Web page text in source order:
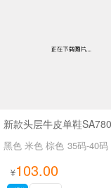
新款头层牛皮单鞋
黑色 米色 棕色 35码-40码
¥103.00